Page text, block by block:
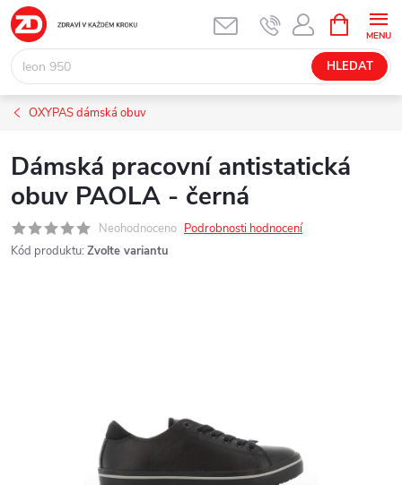
Přejít
na
obsah
HLEDAT
NÁKUPNÍ
KOŠÍK
OXYPAS dámská obuv
Dámská pracovní antistatická
obuv PAOLA - černá
Neohodnoceno Podrobnosti hodnocení
Kód produktu: Zvolte variantu